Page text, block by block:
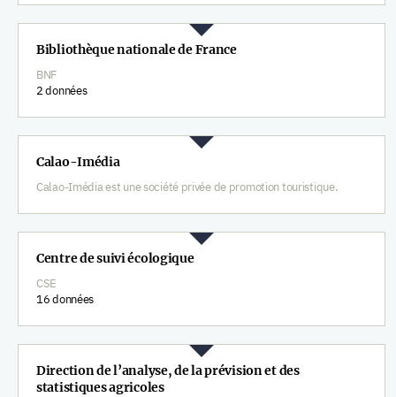
Bibliothèque nationale de France
BNF
2 données
Calao-Imédia
Calao-Imédia est une société privée de promotion touristique.
Centre de suivi écologique
CSE
16 données
Direction de l’analyse, de la prévision et des
statistiques agricoles